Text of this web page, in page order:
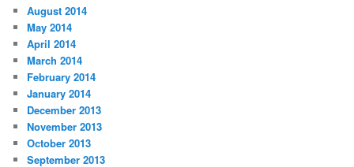
August 2014
May 2014
April 2014
March 2014
February 2014
January 2014
December 2013
November 2013
October 2013
September 2013